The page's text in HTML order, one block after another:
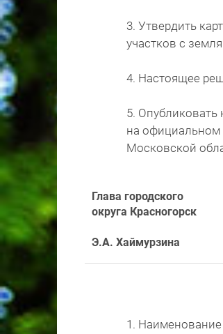
3. Утвердить
участков с
4. Настоящее
5. Опубликовать
на официальном
Московской
Глава городского
округа Красногорск
Э.А. Хаймурзина
1. Наименование